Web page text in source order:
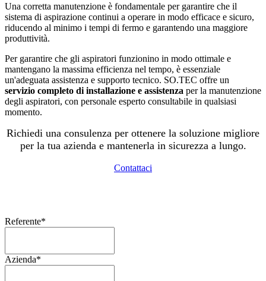
Una corretta manutenzione è fondamentale per garantire che il
sistema di aspirazione continui a operare in modo efficace e sicuro,
riducendo al minimo i tempi di fermo e garantendo una maggiore
produttività.
Per garantire che gli aspiratori funzionino in modo ottimale e
mantengano la massima efficienza nel tempo, è essenziale
un'adeguata assistenza e supporto tecnico. SO.TEC offre un
servizio completo di installazione e assistenza per la manutenzione
degli aspiratori, con personale esperto consultabile in qualsiasi
momento.
Richiedi una consulenza per ottenere la soluzione migliore
per la tua azienda e mantenerla in sicurezza a lungo.
Contattaci
Referente*
Azienda*